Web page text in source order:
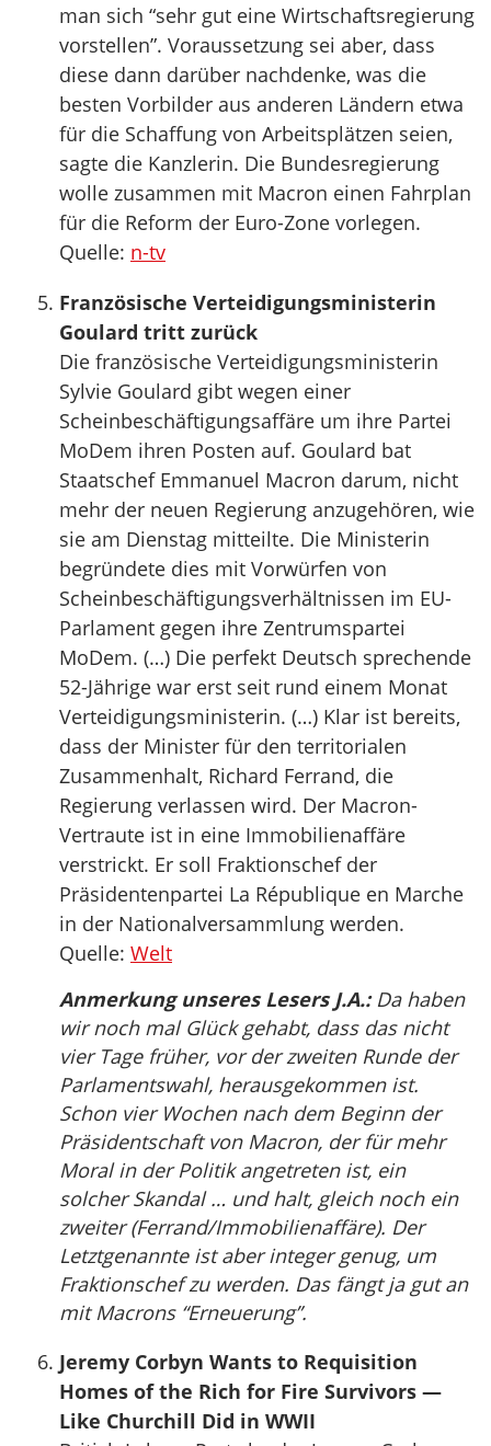
man sich “sehr gut eine Wirtschaftsregierung
vorstellen”. Voraussetzung sei aber, dass
diese dann darüber nachdenke, was die
besten Vorbilder aus anderen Ländern etwa
für die Schaffung von Arbeitsplätzen seien,
sagte die Kanzlerin. Die Bundesregierung
wolle zusammen mit Macron einen Fahrplan
für die Reform der Euro-Zone vorlegen.
Quelle: n-tv
Französische Verteidigungsministerin
Goulard tritt zurück
Die französische Verteidigungsministerin
Sylvie Goulard gibt wegen einer
Scheinbeschäftigungsaffäre um ihre Partei
MoDem ihren Posten auf. Goulard bat
Staatschef Emmanuel Macron darum, nicht
mehr der neuen Regierung anzugehören, wie
sie am Dienstag mitteilte. Die Ministerin
begründete dies mit Vorwürfen von
Scheinbeschäftigungsverhältnissen im EU-
Parlament gegen ihre Zentrumspartei
MoDem. (…) Die perfekt Deutsch sprechende
52-Jährige war erst seit rund einem Monat
Verteidigungsministerin. (…) Klar ist bereits,
dass der Minister für den territorialen
Zusammenhalt, Richard Ferrand, die
Regierung verlassen wird. Der Macron-
Vertraute ist in eine Immobilienaffäre
verstrickt. Er soll Fraktionschef der
Präsidentenpartei La République en Marche
in der Nationalversammlung werden.
Quelle: Welt
Anmerkung unseres Lesers J.A.:Da haben
wir noch mal Glück gehabt, dass das nicht
vier Tage früher, vor der zweiten Runde der
Parlamentswahl, herausgekommen ist.
Schon vier Wochen nach dem Beginn der
Präsidentschaft von Macron, der für mehr
Moral in der Politik angetreten ist, ein
solcher Skandal … und halt, gleich noch ein
zweiter (Ferrand/Immobilienaffäre). Der
Letztgenannte ist aber integer genug, um
Fraktionschef zu werden. Das fängt ja gut an
mit Macrons “Erneuerung”.
Jeremy Corbyn Wants to Requisition
Homes of the Rich for Fire Survivors —
Like Churchill Did in WWII